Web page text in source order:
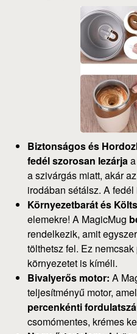
Biztonságos és
fedél szorosan lezárja
a szivárgás miatt, akár
irodában sétálsz. A
Környezetbarát és
elemekre! A MagicMug
rendelkezik, amit
tölthetsz fel. Ez
környezetet is kíméli.
Bivalyerős motor: A
teljesítményű motor,
percenkénti
csomómentes, krémes